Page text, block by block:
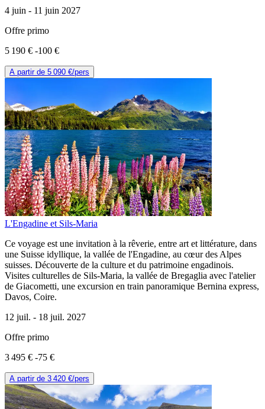
4 juin - 11 juin 2027
Offre primo
5 190 € -100 €
A partir de 5 090 €/pers
L'Engadine et Sils-Maria
Ce voyage est une invitation à la rêverie, entre art et littérature, dans
une Suisse idyllique, la vallée de l'Engadine, au cœur des Alpes
suisses. Découverte de la culture et du patrimoine engadinois.
Visites culturelles de Sils-Maria, la vallée de Bregaglia avec l'atelier
de Giacometti, une excursion en train panoramique Bernina express,
Davos, Coire.
12 juil. - 18 juil. 2027
Offre primo
3 495 € -75 €
A partir de 3 420 €/pers